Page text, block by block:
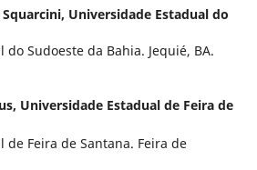
Universidade Estadual do
Sudoeste da Bahia. Jequié, BA.
Universidade Estadual de Feira de
de Feira de Santana. Feira de